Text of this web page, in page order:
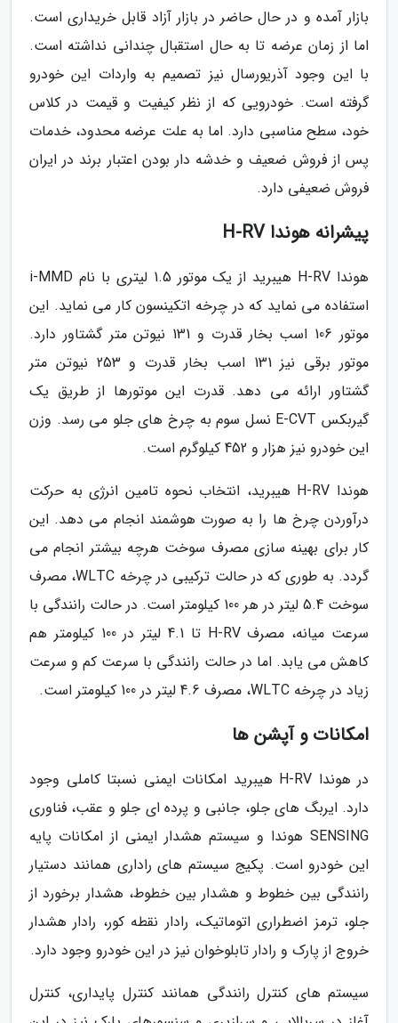
بازار آمده و در حال حاضر در بازار آزاد قابل خریداری است.
اما از زمان عرضه تا به حال استقبال چندانی نداشته است.
با این وجود آذریورسال نیز تصمیم به واردات این خودرو
گرفته است. خودرویی که از نظر کیفیت و قیمت در کلاس
خود، سطح مناسبی دارد. اما به علت عرضه محدود، خدمات
پس از فروش ضعیف و خدشه دار بودن اعتبار برند در ایران
فروش ضعیفی دارد.
پیشرانه هوندا H-RV
هوندا H-RV هیبرید از یک موتور 1.5 لیتری با نام i-MMD
استفاده می نماید که در چرخه اتکینسون کار می نماید. این
موتور 106 اسب بخار قدرت و 131 نیوتن متر گشتاور دارد.
موتور برقی نیز 131 اسب­ بخار قدرت و 253 نیوتن متر
گشتاور ارائه می دهد. قدرت این موتورها از طریق یک
گیربکس E-CVT نسل سوم به چرخ های جلو می رسد. وزن
این خودرو نیز هزار و 452 کیلوگرم است.
هوندا H-RV هیبرید، انتخاب نحوه تامین انرژی به حرکت
درآوردن چرخ ها را به صورت هوشمند انجام می دهد. این
کار برای بهینه سازی مصرف سوخت هرچه بیشتر انجام می
گردد. به طوری که در حالت ترکیبی در چرخه WLTC، مصرف
سوخت 5.4 لیتر در هر 100 کیلومتر است. در حالت رانندگی با
سرعت میانه، مصرف H-RV تا 4.1 لیتر در 100 کیلومتر هم
کاهش می یابد. اما در حالت رانندگی با سرعت کم و سرعت
زیاد در چرخه WLTC، مصرف 4.6 لیتر در 100 کیلومتر است.
امکانات و آپشن ها
در هوندا H-RV هیبرید امکانات ایمنی نسبتا کاملی وجود
دارد. ایربگ های جلو، جانبی و پرده ای جلو و عقب، فناوری
SENSING هوندا و سیستم هشدار ایمنی از امکانات پایه
این خودرو است. پکیج سیستم های راداری همانند دستیار
رانندگی بین خطوط و هشدار بین خطوط، هشدار برخورد از
جلو، ترمز اضطراری اتوماتیک، رادار نقطه کور، رادار هشدار
خروج از پارک و رادار تابلوخوان نیز در این خودرو وجود دارد.
سیستم های کنترل رانندگی همانند کنترل پایداری، کنترل